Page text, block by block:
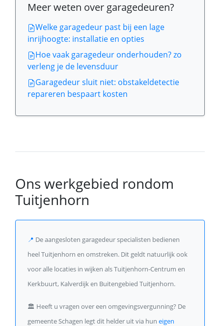
Meer weten over garagedeuren?
Welke garagedeur past bij een lage
inrijhoogte: installatie en opties
Hoe vaak garagedeur onderhouden? zo
verleng je de levensduur
Garagedeur sluit niet: obstakeldetectie
repareren bespaart kosten
Ons werkgebied rondom
Tuitjenhorn
📍 De aangesloten garagedeur specialisten bedienen
heel Tuitjenhorn en omstreken. Dit geldt natuurlijk ook
voor alle locaties in wijken als Tuitjenhorn-Centrum en
Kerkbuurt, Kalverdijk en Buitengebied Tuitjenhorn.
🏛️ Heeft u vragen over een omgevingsvergunning? De
gemeente Schagen legt dit helder uit via hun eigen